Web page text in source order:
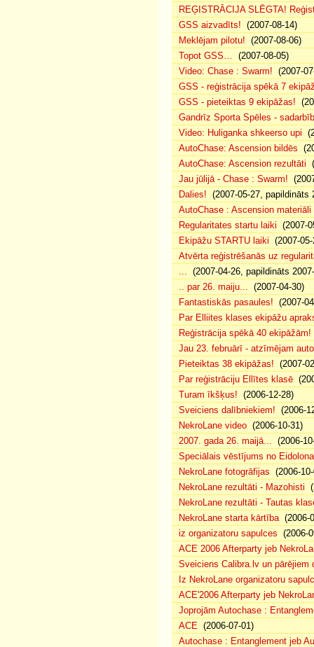
REĢISTRĀCIJA SLĒGTA!
GSS aizvadīts! (2007-08-14)
Meklējam pilotu! (2007-08-06)
Topot GSS… (2007-08-05)
Video: Chase : Swarm! (2007-
GSS - reģistrācija spēkā 7
GSS - pieteiktas 9 ekipāžas!
Gandrīz Sporta Spēles -
Video: Huliganka shkeerso upi
AutoChase: Ascension bildēs
AutoChase: Ascension rezultāti
Jau jūlijā - Chase : Swarm!
Dalies! (2007-05-27, papildināts
AutoChase : Ascension materiāli
Regularitates startu laiki (2007-
Ekipāžu STARTU laiki (2007-
Atvērta reģistrēšanās uz
... (2007-04-26, papildināts
.. par 26. maiju... (2007-04-30)
Fantastiskās pasaules! (2007-
Par Elliites klases ekipāžu
Reģistrācija spēkā 40 ekipāžām!
Jau 23. februārī - atzīmējam
Pieteiktas 38 ekipāžas! (2007-
Par reģistrāciju Ellītes klasē
Turam īkšķus! (2006-12-28)
Sveiciens dalībniekiem! (2006-
NekroLane video (2006-10-31)
2007. gada 26. maijā... (2006-
Speciālais vēstījums no Eidolona
NekroLane fotogrāfijas (2006-
NekroLane rezultāti - Mazohisti
NekroLane rezultāti - Tautas
NekroLane starta kārtība(2006-
iz organizatoru sapulces (2006-
ACE 2006 Afterparty jeb
Sveiciens Calibra.lv un pārējiem
Iz NekroLane organizatoru
ACE'2006 Afterparty jeb
Joprojām Autochase :
ACE (2006-07-01)
Autochase : Entanglement jeb